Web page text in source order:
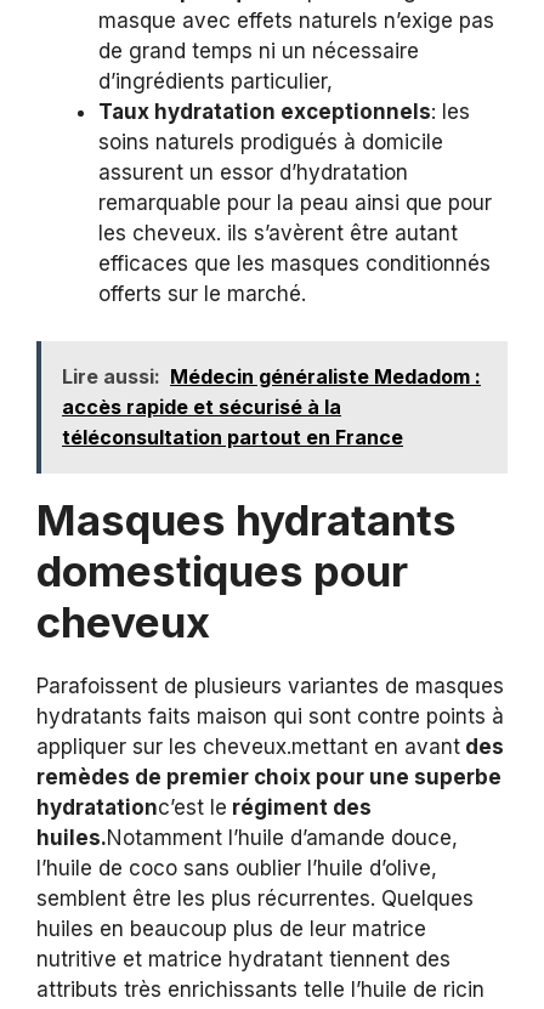
masque avec effets naturels n’exige pas
de grand temps ni un nécessaire
d’ingrédients particulier,
Taux hydratation exceptionnels: les
soins naturels prodigués à domicile
assurent un essor d’hydratation
remarquable pour la peau ainsi que pour
les cheveux. ils s’avèrent être autant
efficaces que les masques conditionnés
offerts sur le marché.
Lire aussi: Médecin généraliste Medadom :
accès rapide et sécurisé à la
téléconsultation partout en France
Masques hydratants
domestiques pour
cheveux
Parafoissent de plusieurs variantes de masques
hydratants faits maison qui sont contre points à
appliquer sur les cheveux.mettant en avant des
remèdes de premier choix pour une superbe
hydratationc’est le régiment des
huiles.Notamment l’huile d’amande douce,
l’huile de coco sans oublier l’huile d’olive,
semblent être les plus récurrentes. Quelques
huiles en beaucoup plus de leur matrice
nutritive et matrice hydratant tiennent des
attributs très enrichissants telle l’huile de ricin